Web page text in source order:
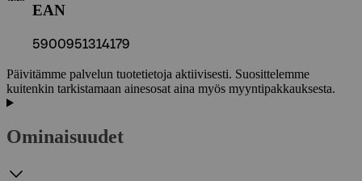
EAN
5900951314179
Päivitämme palvelun tuotetietoja aktiivisesti. Suosittelemme
kuitenkin tarkistamaan ainesosat aina myös myyntipakkauksesta.
Ominaisuudet